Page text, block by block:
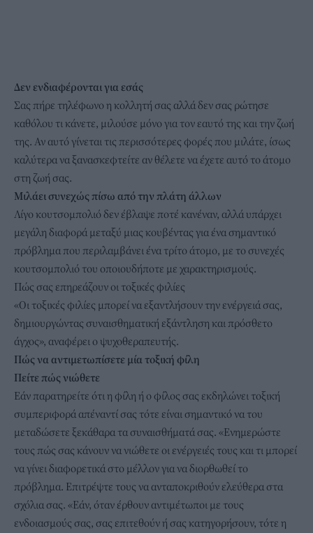
Δεν ενδιαφέρονται για εσάς
Σας πήρε τηλέφωνο η κολλητή σας αλλά δεν σας ρώτησε
καθόλου τι κάνετε, μιλούσε μόνο για τον εαυτό της και την ζωή
της. Αν αυτό γίνεται τις περισσότερες φορές που μιλάτε, ίσως
καλύτερα να ξανασκεφτείτε αν θέλετε να έχετε αυτό το άτομο
στη ζωή σας.
Μιλάει συνεχώς πίσω από την πλάτη άλλων
Λίγο κουτσομπολιό δεν έβλαψε ποτέ κανέναν, αλλά υπάρχει
μεγάλη διαφορά μεταξύ μιας κουβέντας για ένα σημαντικό
πρόβλημα που περιλαμβάνει ένα τρίτο άτομο, με το συνεχές
κουτσομπολιό του οποιουδήποτε με χαρακτηρισμούς.
Πώς σας επηρεάζουν οι τοξικές φιλίες
«Οι τοξικές φιλίες μπορεί να εξαντλήσουν την ενέργειά σας,
δημιουργώντας συναισθηματική εξάντληση και πρόσθετο
άγχος», αναφέρει ο ψυχοθεραπευτής.
Πώς να αντιμετωπίσετε μία τοξική φίλη
Πείτε πώς νιώθετε
Εάν παρατηρείτε ότι η φίλη ή ο φίλος σας εκδηλώνει τοξική
συμπεριφορά απέναντί σας τότε είναι σημαντικό να του
μεταδώσετε ξεκάθαρα τα συναισθήματά σας. «Ενημερώστε
τους πώς σας κάνουν να νιώθετε οι ενέργειές τους και τι μπορεί
να γίνει διαφορετικά στο μέλλον για να διορθωθεί το
πρόβλημα. Επιτρέψτε τους να ανταποκριθούν ελεύθερα στα
σχόλια σας. «Εάν, όταν έρθουν αντιμέτωποι με τους
ενδοιασμούς σας, σας επιτεθούν ή σας κατηγορήσουν, τότε η